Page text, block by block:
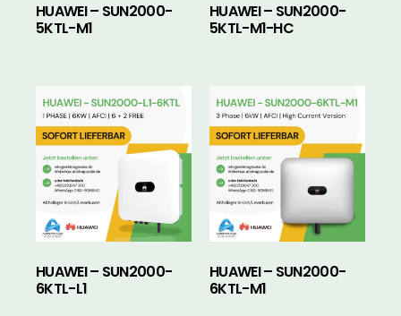
HUAWEI – SUN2000-
5KTL-M1
HUAWEI – SUN2000-
5KTL-M1-HC
HUAWEI – SUN2000-
6KTL-L1
HUAWEI – SUN2000-
6KTL-M1